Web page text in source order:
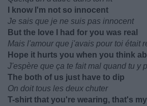
I know I'm not so innocent
Je sais que je ne suis pas innocent
But the love I had for you was real
Mais l'amour que j'avais pour toi était
Hope it hurts you when you think
J'espère que ça te fait mal quand tu y
The both of us just have to dip
On doit tous les deux chuter
T-shirt that you're wearing, that's